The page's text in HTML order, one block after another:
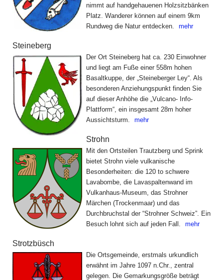
nimmt auf handgehauenen Holzsitzbänken
Platz. Wanderer können auf einem 9km
Rundweg die Natur entdecken.
mehr
Steineberg
Der Ort Steineberg hat ca. 230 Einwohner
und liegt am Fuße einer 558m hohen
Basaltkuppe, der „Steineberger Ley“. Als
besonderen Anziehungspunkt finden Sie
auf dieser Anhöhe die „Vulcano- Info-
Plattform“, ein insgesamt 28m hoher
Aussichtsturm.
mehr
Strohn
Mit den Ortsteilen Trautzberg und Sprink
bietet Strohn viele vulkanische
Besonderheiten: die 120 to schwere
Lavabombe, die Lavaspaltenwand im
Vulkanhaus-Museum, das Strohner
Märchen (Trockenmaar) und das
Durchbruchstal der “Strohner Schweiz”. Ein
Besuch lohnt sich auf jeden Fall.
mehr
Strotzbüsch
Die Ortsgemeinde, erstmals urkundlich
erwähnt im Jahre 1097 n.Chr., zentral
gelegen. Die Gemarkungsgröße beträgt